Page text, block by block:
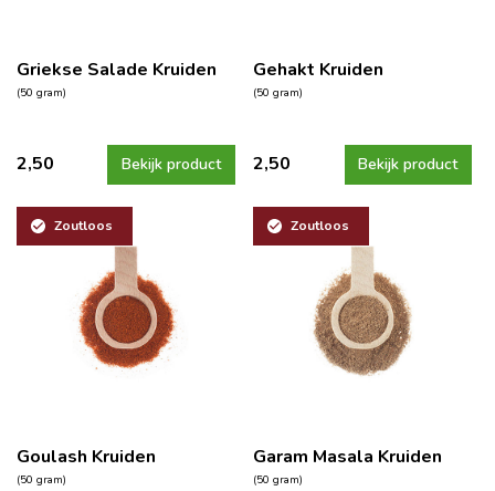
Griekse Salade Kruiden
(50 gram)
2,50 Bekijk product
Gehakt Kruiden
(50 gram)
2,50 Bekijk product
Zoutloos
Goulash Kruiden
(50 gram)
Zoutloos
Garam Masala Kruiden
(50 gram)